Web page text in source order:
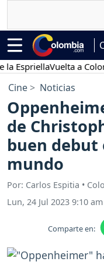
Vuelta a Colombia
Cine Noticias
de
buen debut
mundo
Por: Carlos Espitia •
Lun, 24 Jul 2023 9:10 am
Comparte en: